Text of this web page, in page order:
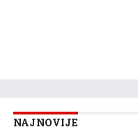
NAJNOVIJE